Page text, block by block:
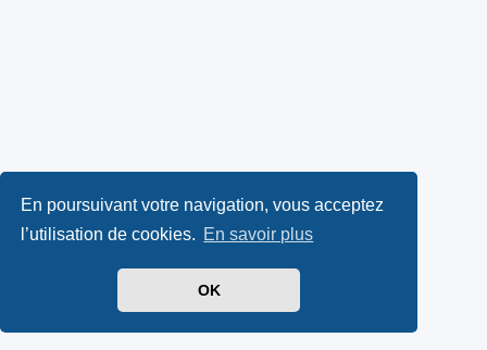
En poursuivant votre navigation, vous acceptez
l’utilisation de cookies. En savoir plus
OK